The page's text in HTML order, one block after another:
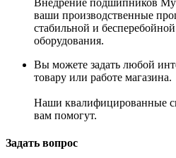
ваши производственные
стабильной и
оборудования.
Вы можете задать любой
товару или работе магазина.
Наши квалифицированные
вам помогут.
Задать вопрос